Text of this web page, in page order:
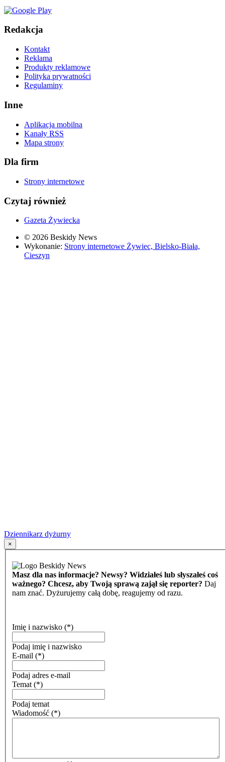
Redakcja
Kontakt
Reklama
Produkty reklamowe
Polityka prywatności
Regulaminy
Inne
Aplikacja mobilna
Kanały RSS
Mapa strony
Dla firm
Strony internetowe
Czytaj również
Gazeta Żywiecka
© 2026 Beskidy News
Wykonanie: Strony internetowe Żywiec, Bielsko-Biała,
Cieszyn
Dziennikarz dyżurny
×
Masz dla nas informacje? Newsy? Widziałeś lub słyszałeś coś
ważnego? Chcesz, aby Twoją sprawą zajął się reporter? Daj
nam znać. Dyżurujemy całą dobę, reagujemy od razu.
Imię i nazwisko (*)
Podaj imię i nazwisko
E-mail (*)
Podaj adres e-mail
Temat (*)
Podaj temat
Wiadomość (*)